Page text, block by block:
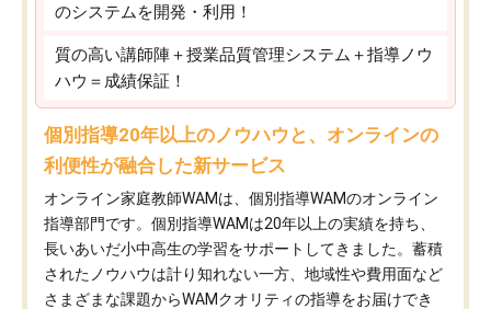
のシステムを開発・利用！
質の高い講師陣＋授業品質管理システム＋指導ノウ
ハウ＝成績保証！
個別指導20年以上のノウハウと、オンラインの
利便性が融合した新サービス
オンライン家庭教師WAMは、個別指導WAMのオンライン
指導部門です。個別指導WAMは20年以上の実績を持ち、
長いあいだ小中高生の学習をサポートしてきました。蓄積
されたノウハウは計り知れない一方、地域性や費用面など
さまざまな課題からWAMクオリティの指導をお届けでき